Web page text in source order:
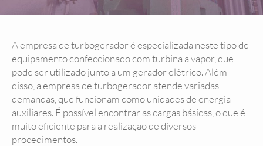
A empresa de turbogerador é especializada neste tipo de
equipamento confeccionado com turbina a vapor, que
pode ser utilizado junto a um gerador elétrico. Além
disso, a empresa de turbogerador atende variadas
demandas, que funcionam como unidades de energia
auxiliares. É possível encontrar as cargas básicas, o que é
muito eficiente para a realização de diversos
procedimentos.